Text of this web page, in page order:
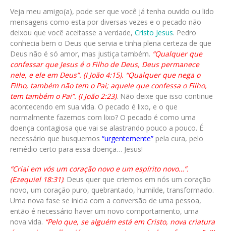
Veja meu amigo(a), pode ser que você já tenha ouvido ou lido
mensagens como esta por diversas vezes e o pecado não
deixou que você aceitasse a verdade, Cristo Jesus. Pedro
conhecia bem o Deus que servia e tinha plena certeza de que
Deus não é só amor, mas justiça também. “Qualquer que
confessar que Jesus é o Filho de Deus, Deus permanece
nele, e ele em Deus”. (I João 4:15). “Qualquer que nega o
Filho, também não tem o Pai; aquele que confessa o Filho,
tem também o Pai”. (I João 2:23). Não deixe que isso continue
acontecendo em sua vida. O pecado é lixo, e o que
normalmente fazemos com lixo? O pecado é como uma
doença contagiosa que vai se alastrando pouco a pouco. É
necessário que busquemos “urgentemente” pela cura, pelo
remédio certo para essa doença… Jesus!
“Criai em vós um coração novo e um espírito novo…”.
(Ezequiel 18:31). Deus quer que criemos em nós um coração
novo, um coração puro, quebrantado, humilde, transformado.
Uma nova fase se inicia com a conversão de uma pessoa,
então é necessário haver um novo comportamento, uma
nova vida. “Pelo que, se alguém está em Cristo, nova criatura